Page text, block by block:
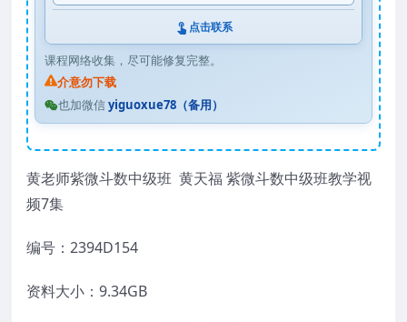
点击联系
课程网络收集，尽可能修复完整。
介意勿下载
也加微信yiguoxue78（备用）
黄老师紫微斗数中级班 黄天福 紫微斗数中级班教学视
频7集
编号：2394D154
资料大小：9.34GB